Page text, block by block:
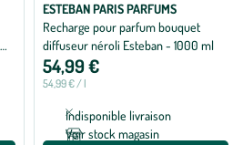
ESTEBAN PARIS PARFUMS
Recharge pour parfum bouquet
diffuseur néroli Esteban - 1000 ml
54,99 €
54,99 € / l
Indisponible livraison
Voir stock magasin